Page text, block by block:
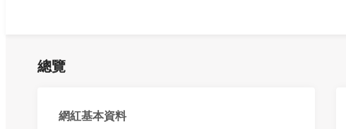
總覽
網紅基本資料